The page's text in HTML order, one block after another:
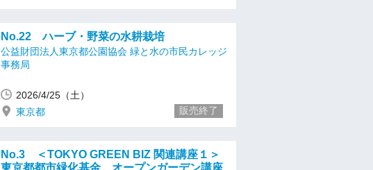
No.22 ハーブ・野菜の水耕栽培
公益財団法人東京都公園協会 緑と水の市民カレッジ
事務局
2026/4/25（土）
東京都
販売終了
No.3 ＜TOKYO GREEN BIZ 関連講座１＞
東京都都市緑化基金 オープンガーデン講座